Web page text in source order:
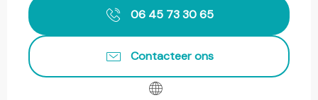
06 45 73 30 65
Contacteer ons